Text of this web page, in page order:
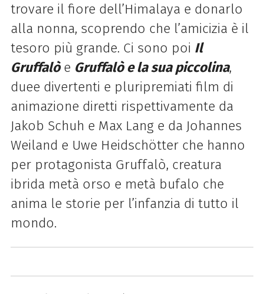
trovare il fiore dell’Himalaya e donarlo
alla nonna, scoprendo che l’amicizia è il
tesoro più grande. Ci sono poi Il
Gruffalòe Gruffalò e la sua piccolina,
duee divertenti e pluripremiati film di
animazione diretti rispettivamente da
Jakob Schuh e Max Lang e da Johannes
Weiland e Uwe Heidschötter che hanno
per protagonista Gruffalò, creatura
ibrida metà orso e metà bufalo che
anima le storie per l’infanzia di tutto il
mondo.